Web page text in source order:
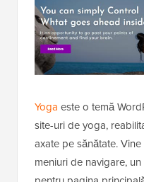
Yoga este o temă
site-uri de yoga,
axate pe sănătate.
meniuri de navigare,